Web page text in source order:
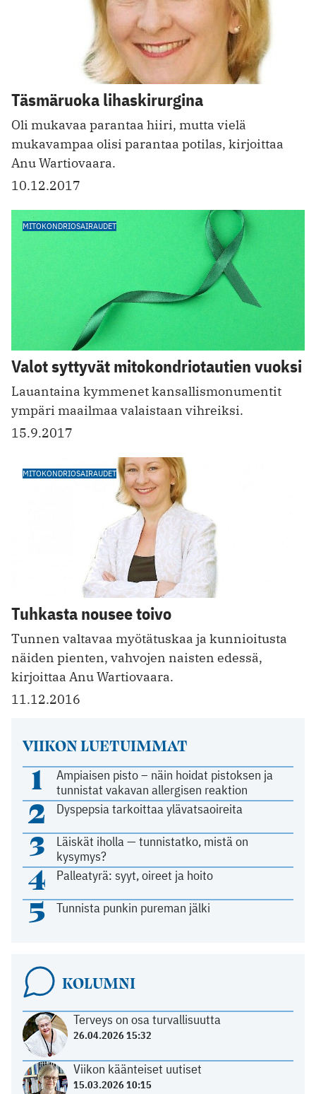
Täsmäruoka lihaskirurgina
Oli mukavaa parantaa hiiri, mutta vielä
mukavampaa olisi parantaa potilas, kirjoittaa
Anu Wartiovaara.
10.12.2017
MITOKONDRIOSAIRAUDET
Valot syttyvät mitokondriotautien vuoksi
Lauantaina kymmenet kansallismonumentit
ympäri maailmaa valaistaan vihreiksi.
15.9.2017
MITOKONDRIOSAIRAUDET
Tuhkasta nousee toivo
Tunnen valtavaa myötätuskaa ja kunnioitusta
näiden pienten, vahvojen naisten edessä,
kirjoittaa Anu Wartiovaara.
11.12.2016
VIIKON LUETUIMMAT
1
Ampiaisen pisto – näin hoidat pistoksen ja
tunnistat vakavan allergisen reaktion
2 Dyspepsia tarkoittaa ylävatsaoireita
3
Läiskät iholla — tunnistatko, mistä on
kysymys?
4 Palleatyrä: syyt, oireet ja hoito
5 Tunnista punkin pureman jälki
KOLUMNI
Terveys on osa turvallisuutta
26.04.2026 15:32
Viikon käänteiset uutiset
15.03.2026 10:15